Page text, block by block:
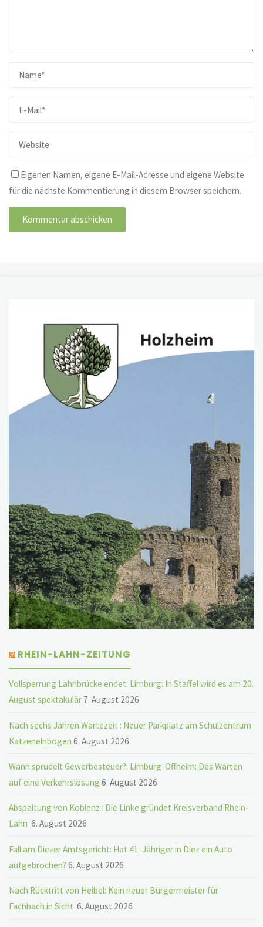
Eigenen Namen, eigene E-Mail-Adresse und eigene Website
für die nächste Kommentierung in diesem Browser speichern.
RHEIN-LAHN-ZEITUNG
Vollsperrung Lahnbrücke endet: Limburg: In Staffel wird es am 20.
August spektakulär 7. August 2026
Nach sechs Jahren Wartezeit : Neuer Parkplatz am Schulzentrum
Katzenelnbogen 6. August 2026
Wann sprudelt Gewerbesteuer?: Limburg-Offheim: Das Warten
auf eine Verkehrslösung 6. August 2026
Abspaltung von Koblenz : Die Linke gründet Kreisverband Rhein-
Lahn 6. August 2026
Fall am Diezer Amtsgericht: Hat 41-Jähriger in Diez ein Auto
aufgebrochen? 6. August 2026
Nach Rücktritt von Heibel: Kein neuer Bürgermeister für
Fachbach in Sicht 6. August 2026